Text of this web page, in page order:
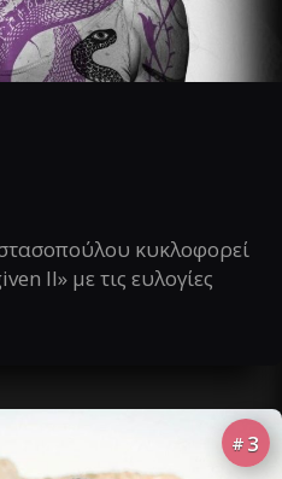
κυκλοφορεί
II» με τις ευλογίες
# 3